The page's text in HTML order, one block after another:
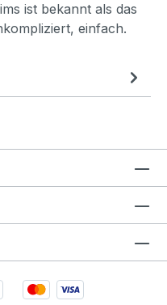
ist bekannt als das
einfach.